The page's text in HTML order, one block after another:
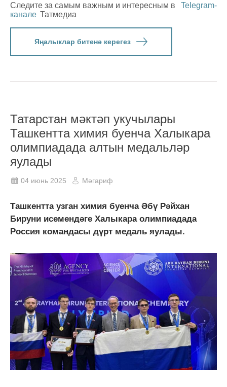
Следите за самым важным и интересным в
Telegram-
канале Татмедиа
Яңалыклар битенә керегез
Татарстан мәктәп укучылары
Ташкентта химия буенча Халыкара
олимпиадада алтын медальләр
яулады
04 июнь 2025 Мәгариф
Ташкентта узган химия буенча Әбү Рәйхан
Бируни исемендәге Халыкара олимпиадада
Россия командасы дүрт медаль яулады.